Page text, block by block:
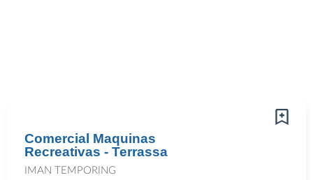
Comercial Maquinas
Recreativas - Terrassa
IMAN TEMPORING